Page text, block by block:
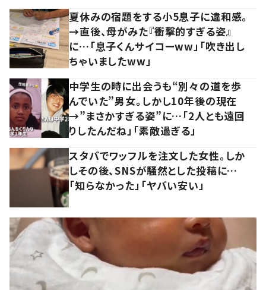
夏休みの宿題をする小5息子に違和感。
→直後、母がみた『衝撃的すぎる姿』
に…「息子くんサイコーww」「吹き出し
ちゃいましたww」
中学生の時に出会うも“別々の道を歩
んでいた”男女。しかし10年後の現在
→”まさかすぎる姿”に…「2人とも遠回
りしたんだね」「素敵過ぎる」
スタバでワッフルを注文した女性。しか
しその後、SNSが騒然とした投稿に…
「知らなかった」「ヤバい安い」